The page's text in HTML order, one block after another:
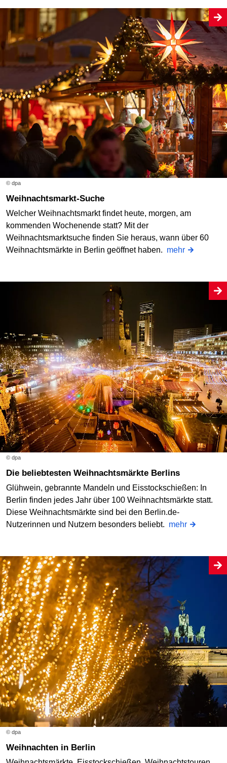
© dpa
Weihnachtsmarkt-Suche
Welcher Weihnachtsmarkt findet heute, morgen, am
kommenden Wochenende statt? Mit der
Weihnachtsmarktsuche finden Sie heraus, wann über 60
Weihnachtsmärkte in Berlin geöffnet haben. mehr
© dpa
Die beliebtesten Weihnachtsmärkte Berlins
Glühwein, gebrannte Mandeln und Eisstockschießen: In
Berlin finden jedes Jahr über 100 Weihnachtsmärkte statt.
Diese Weihnachtsmärkte sind bei den Berlin.de-
Nutzerinnen und Nutzern besonders beliebt. mehr
© dpa
Weihnachten in Berlin